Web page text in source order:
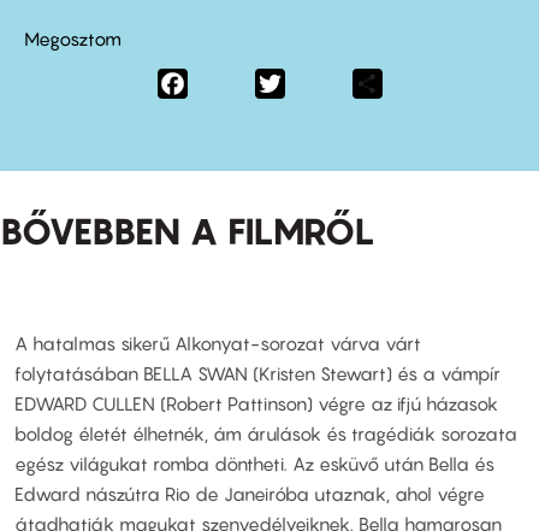
Megosztom
Facebook
BŐVEBBEN A FILMRŐL
A hatalmas sikerű Alkonyat-sorozat várva várt
folytatásában BELLA SWAN (Kristen Stewart) és a vámpír
EDWARD CULLEN (Robert Pattinson) végre az ifjú házasok
boldog életét élhetnék, ám árulások és tragédiák sorozata
egész világukat romba döntheti. Az esküvő után Bella és
Edward nászútra Rio de Janeiróba utaznak, ahol végre
átadhatják magukat szenvedélyeiknek. Bella hamarosan